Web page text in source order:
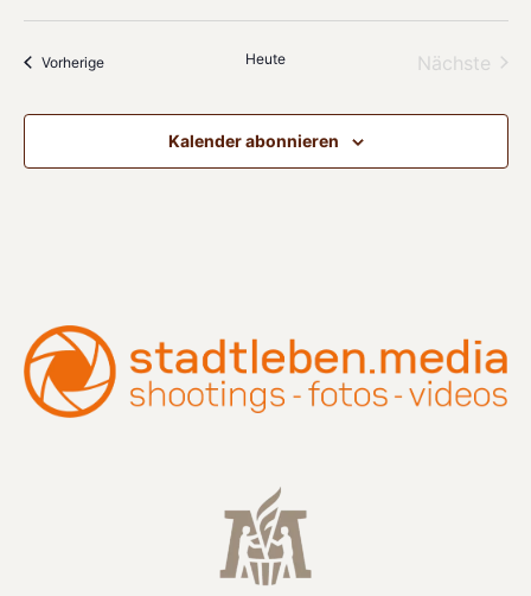
VorherigeVeranstaltungen Heute Nächste
Kalender abonnieren